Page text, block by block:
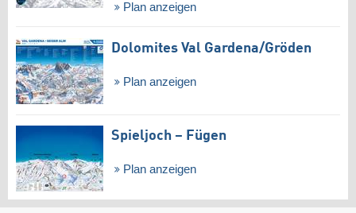
Plan anzeigen
Dolomites Val Gardena/​Gröden
Plan anzeigen
Spieljoch – Fügen
Plan anzeigen